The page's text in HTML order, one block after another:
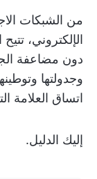
من الشبكات
الإلكتروني،
دون مضاعفة
وجدولتها
اتساق العلامة
إليك الدليل.